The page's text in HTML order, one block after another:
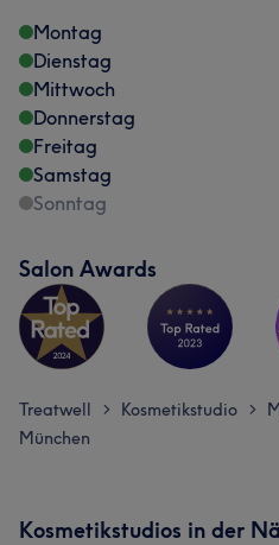
Montag
Dienstag
Mittwoch
Donnerstag
Freitag
Samstag
Sonntag
Salon Awards
Treatwell > Kosmetikstudio >
München
Kosmetikstudios in der